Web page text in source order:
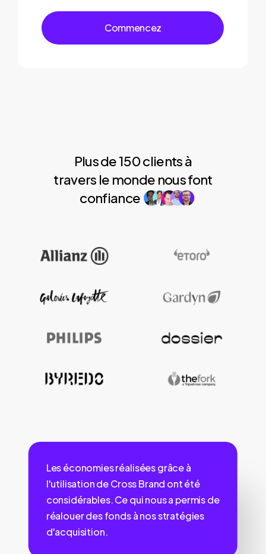
Commencez
Plus de 150 clients à
travers le monde nous font
confiance
Les économies réalisées grâce à
l'utilisation de Cross Brand ont été
considérables. Ce qui nous a permis de
réalouer des fonds à nos stratégies
d'acquisition.